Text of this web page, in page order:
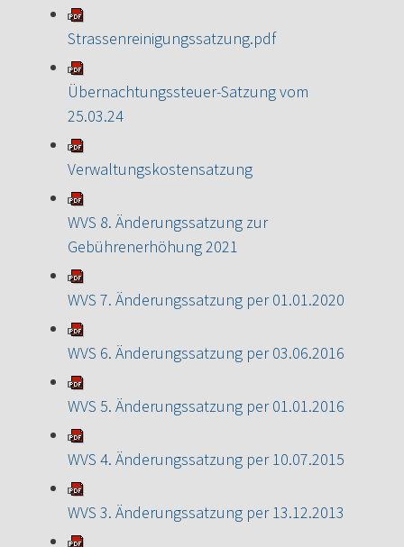
Strassenreinigungssatzung.pdf
Übernachtungssteuer-Satzung vom
25.03.24
Verwaltungskostensatzung
WVS 8. Änderungssatzung zur
Gebührenerhöhung 2021
WVS 7. Änderungssatzung per 01.01.2020
WVS 6. Änderungssatzung per 03.06.2016
WVS 5. Änderungssatzung per 01.01.2016
WVS 4. Änderungssatzung per 10.07.2015
WVS 3. Änderungssatzung per 13.12.2013